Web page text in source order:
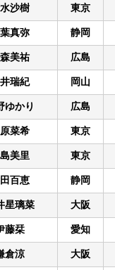
沙樹 東京
真弥 静岡
美祐 広島
瑞紀 岡山
ゆかり 広島
菜希 東京
美里 東京
百恵 静岡
星璃菜 大阪
藤栞 愛知
倉涼 大阪